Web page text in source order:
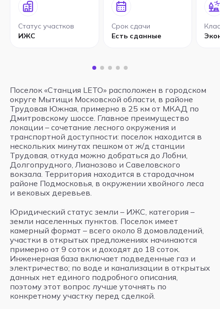
Статус участков
ИЖС
Срок сдачи
Есть сданные
Поселок «Станция LETO» расположен в городском
округе Мытищи Московской области, в районе
Трудовая Южная, примерно в 25 км от МКАД по
Дмитровскому шоссе. Главное преимущество
локации – сочетание лесного окружения и
транспортной доступности: поселок находится в
нескольких минутах пешком от ж/д станции
Трудовая, откуда можно добраться до Лобни,
Долгопрудного, Лианозово и Савеловского
вокзала. Территория находится в стародачном
районе Подмосковья, в окружении хвойного леса
и вековых деревьев.
Юридический статус земли – ИЖС, категория –
земли населенных пунктов. Поселок имеет
камерный формат – всего около 8 домовладений,
участки в открытых предложениях начинаются
примерно от 9 соток и доходят до 18 соток.
Инженерная база включает подведенные газ и
электричество; по воде и канализации в открытых
данных нет единого подробного описания,
поэтому этот вопрос лучше уточнять по
конкретному участку перед сделкой.